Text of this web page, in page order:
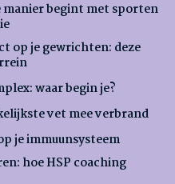
manier begint met sporten
op je gewrichten: deze
waar begin je?
vet mee verbrand
je immuunsysteem
hoe HSP coaching